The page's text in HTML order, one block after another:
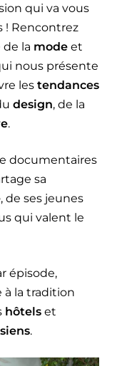
qui va vous
! Rencontrez
de la mode et
nous présente
les tendances
design, de la
.
documentaires
sa
, de ses jeunes
qui valent le
épisode,
à la tradition
hôtels et
.